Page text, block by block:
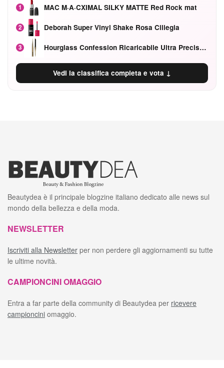
1 MAC M·A·CXIMAL SILKY MATTE Red Rock mat
2 Deborah Super Vinyl Shake Rosa Ciliegia
3 Hourglass Confession Ricaricabile Ultra Preciso Ad Alta Intensità Secretly Classic Red
Vedi la classifica completa e vota ↓
Beautydea è il principale blogzine italiano dedicato alle news sul
mondo della bellezza e della moda.
NEWSLETTER
Iscriviti alla Newsletter per non perdere gli aggiornamenti su tutte
le ultime novità.
CAMPIONCINI OMAGGIO
Entra a far parte della community di Beautydea per ricevere
campioncini omaggio.